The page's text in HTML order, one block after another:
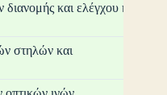
και ελέγχου
στηλών και